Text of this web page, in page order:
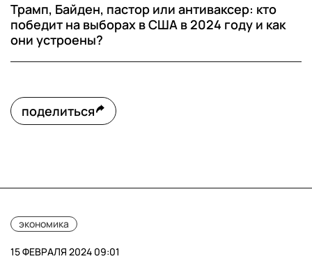
Трамп, Байден, пастор или антиваксер: кто
победит на выборах в США в 2024 году и как
они устроены?
поделиться
экономика
15 ФЕВРАЛЯ 2024 09:01